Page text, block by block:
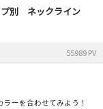
別 ネックライン
55989 PV
ーを合わせてみよう！